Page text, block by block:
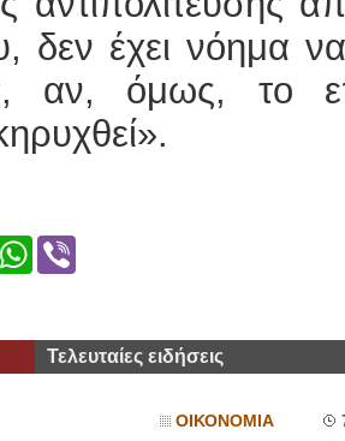
δεν έχει νόημα
αν, όμως, το
WhatsApp
Τελευταίες ειδήσεις
ΟΙΚΟΝΟΜΙΑ